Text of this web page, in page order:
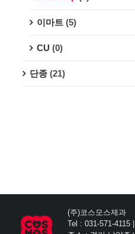
이마트 (5)
CU (0)
단종 (21)
(주)코스모스제과
Tel : 031-571-4115